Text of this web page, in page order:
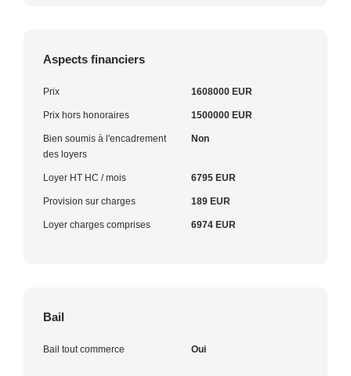
Aspects financiers
Prix 1608000 EUR
Prix hors honoraires 1500000 EUR
Bien soumis à l'encadrement
des loyers
Non
Loyer HT HC / mois 6795 EUR
Provision sur charges 189 EUR
Loyer charges comprises 6974 EUR
Bail
Bail tout commerce Oui